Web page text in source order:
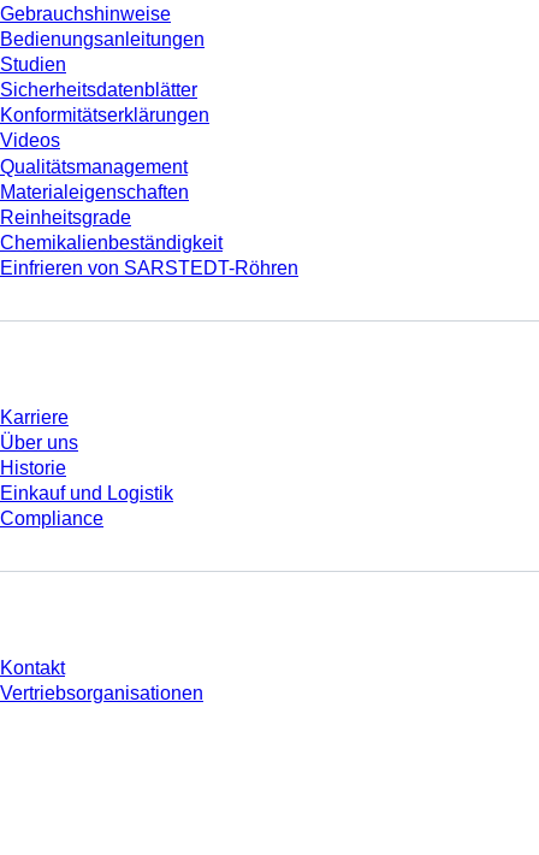
Gebrauchshinweise
Bedienungsanleitungen
Studien
Sicherheitsdatenblätter
Konformitätserklärungen
Videos
Qualitätsmanagement
Materialeigenschaften
Reinheitsgrade
Chemikalienbeständigkeit
Einfrieren von SARSTEDT-Röhren
Karriere
Über uns
Historie
Einkauf und Logistik
Compliance
Kontakt
Vertriebsorganisationen